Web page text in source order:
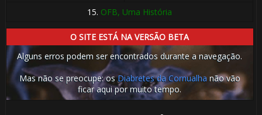
15. OFB, Uma História
O SITE ESTÁ NA VERSÃO BETA
Alguns erros podem ser encontrados durante a navegação.
Mas não se preocupe: osDiabretes da Cornualha não vão
ficar aqui por muito tempo.
⚡